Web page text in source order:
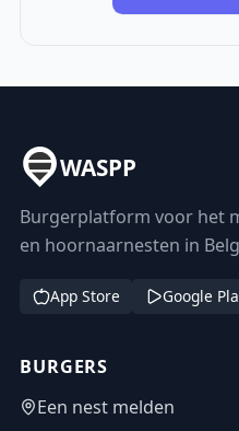
WASPP
Burgerplatform voor het
en hoornaarnesten in
App Store Google
BURGERS
Een nest melden